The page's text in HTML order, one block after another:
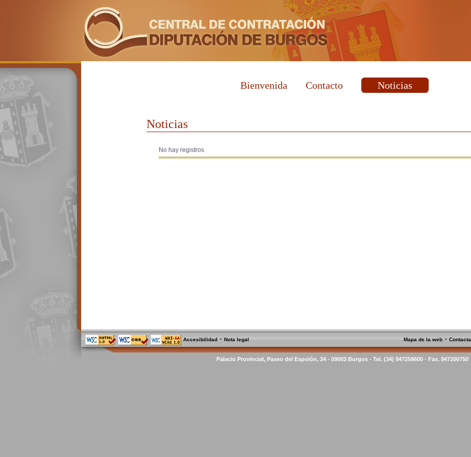
Bienvenida Contacto Noticias
Noticias
No hay registros
Accesibilidad -Nota legal Mapa de la web -Contacta
Palacio Provincial, Paseo del Espolón, 34 - 09003 Burgos - Tel. (34) 947258600 - Fax. 947200750